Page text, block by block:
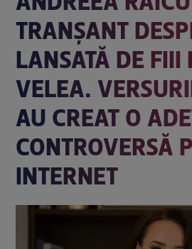
TRANȘANT
LANSATĂ DE FIII
VELEA.
AU CREAT O
CONTROVERSĂ
INTERNET